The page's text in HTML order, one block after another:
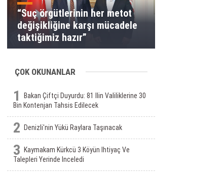
“Suç örgütlerinin her metot
değişikliğine karşı mücadele
taktiğimiz hazır”
ÇOK OKUNANLAR
1
Bakan Çiftçi Duyurdu: 81 Ilin Valiliklerine 30
Bin Kontenjan Tahsis Edilecek
2 Denizli'nin Yükü Raylara Taşınacak
3
Kaymakam Kürkcü 3 Köyün Ihtiyaç Ve
Talepleri Yerinde Inceledi